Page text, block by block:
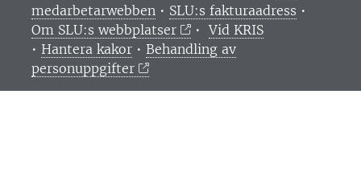
medarbetarwebben • SLU:s fakturaadress •
Om SLU:s webbplatser
•Vid KRIS
• Hantera kakor • Behandling av
personuppgifter